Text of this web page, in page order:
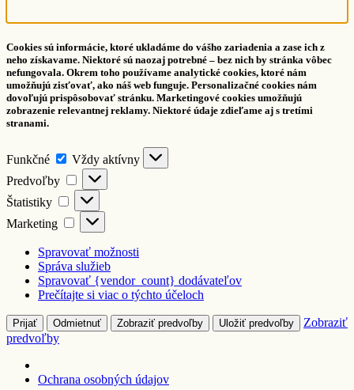
Cookies sú informácie, ktoré ukladáme do vášho zariadenia a zase ich z
neho získavame. Niektoré sú naozaj potrebné – bez nich by stránka vôbec
nefungovala. Okrem toho používame analytické cookies, ktoré nám
umožňujú zisťovať, ako náš web funguje. Personalizačné cookies nám
dovoľujú prispôsobovať stránku. Marketingové cookies umožňujú
zobrazenie relevantnej reklamy. Niektoré údaje zdieľame aj s tretími
stranami.
Funkčné Funkčné
Vždy aktívny
Predvoľby
Predvoľby
Štatistiky Štatistiky
Marketing Marketing
Spravovať možnosti
Správa služieb
Spravovať {vendor_count} dodávateľov
Prečítajte si viac o týchto účeloch
Prijať Odmietnuť Zobraziť predvoľby Uložiť predvoľby
Zobraziť
predvoľby
Ochrana osobných údajov